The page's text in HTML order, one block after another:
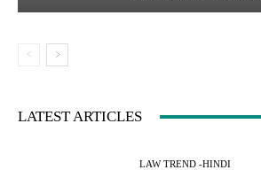
LATEST ARTICLES
LAW TREND -HINDI